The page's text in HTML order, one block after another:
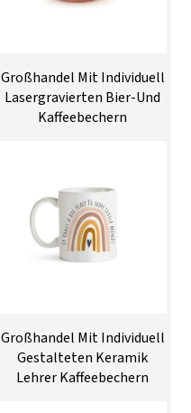
Großhandel Mit Individuell
Lasergravierten Bier-Und
Kaffeebechern
Großhandel Mit Individuell
Gestalteten Keramik
Lehrer Kaffeebechern